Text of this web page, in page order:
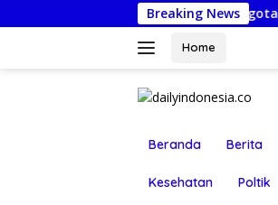
ke
Breaking News
Nonjobkan Anggota Reskrim
Home
Beranda Berita
Kesehatan Poltik